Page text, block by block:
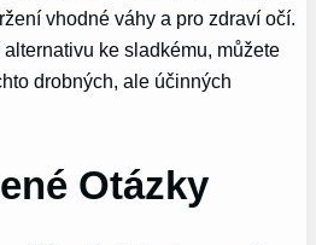
vhodné váhy a pro zdraví očí.
ke sladkému, můžete
drobných, ale účinných
Otázky